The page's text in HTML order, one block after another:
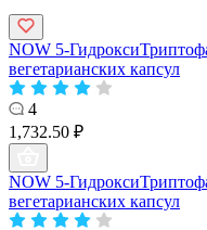
NOW 5-
вегетарианских капсул
4
1,732.50 ₽
NOW 5-
вегетарианских капсул